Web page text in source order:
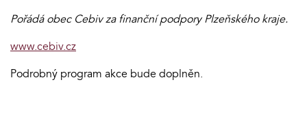
Pořádá obec Cebiv za finanční podpory Plzeňského kraje.
www.cebiv.cz
Podrobný program akce bude doplněn.